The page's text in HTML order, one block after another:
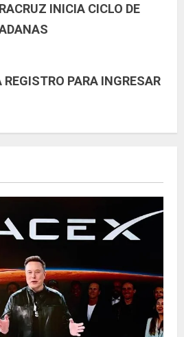
INICIA CICLO DE
PARA INGRESAR